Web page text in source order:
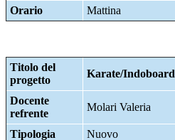
Orario Mattina
Titolo del
progetto
Karate/Indoboard
Docente
refrente
Molari Valeria
Tipologia
Nuovo